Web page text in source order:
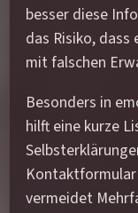
besser diese
das Risiko,
mit falschen
Besonders in
hilft eine kurze
vermeidet